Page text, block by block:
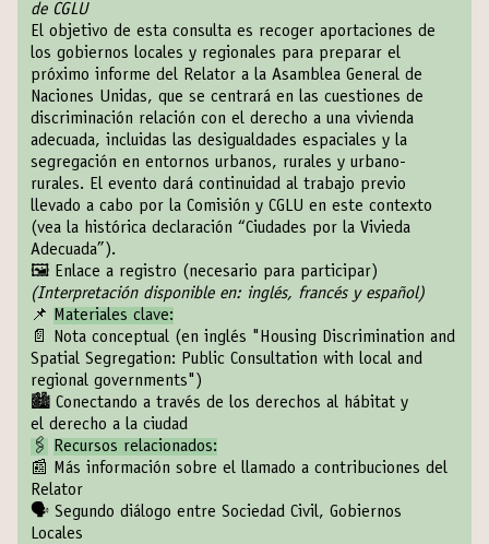
de CGLU
El objetivo de esta consulta es recoger aportaciones de
los gobiernos locales y regionales para preparar el
próximo informe del Relator a la Asamblea General de
Naciones Unidas, que se centrará en las cuestiones de
discriminación relación con el derecho a una vivienda
adecuada, incluidas las desigualdades espaciales y la
segregación en entornos urbanos, rurales y urbano-
rurales. El evento dará continuidad al trabajo previo
llevado a cabo por la Comisión y CGLU en este contexto
(vea la histórica declaración “Ciudades por la Vivieda
Adecuada”).
🖼️ Enlace a registro (necesario para participar)
(Interpretación disponible en: inglés, francés y español)
📌
Materiales clave:
📄
Nota conceptual (en inglés "Housing Discrimination and
Spatial Segregation: Public Consultation with local and
regional governments")
🏙 Conectando a través de los derechos al hábitat y
el derecho a la ciudad
🖇
Recursos relacionados:
📰
Más información sobre el llamado a contribuciones del
Relator
🗣 Segundo diálogo entre Sociedad Civil, Gobiernos
Locales